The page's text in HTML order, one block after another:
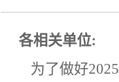
各相关单位:
为了做好2025